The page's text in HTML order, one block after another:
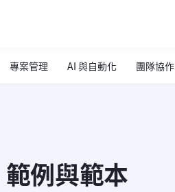
專案管理 AI 與自動化 團隊協作
例與範本